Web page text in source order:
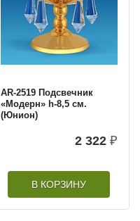
AR-2519 Подсвечник
«Модерн» h-8,5 см.
(Юнион)
2 322 ₽
В КОРЗИНУ